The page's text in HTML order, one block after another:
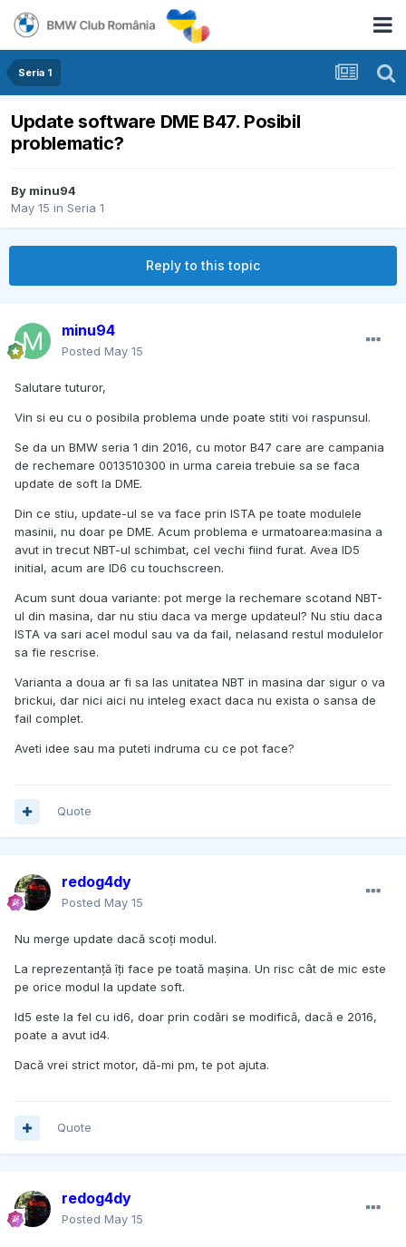
Seria 1
Update software DME B47. Posibil
problematic?
By minu94
May 15 in Seria 1
Reply to this topic
minu94
Posted May 15
Salutare tuturor,
Vin si eu cu o posibila problema unde poate stiti voi raspunsul.
Se da un BMW seria 1 din 2016, cu motor B47 care are campania
de rechemare 0013510300 in urma careia trebuie sa se faca
update de soft la DME.
Din ce stiu, update-ul se va face prin ISTA pe toate modulele
masinii, nu doar pe DME. Acum problema e urmatoarea:masina a
avut in trecut NBT-ul schimbat, cel vechi fiind furat. Avea ID5
initial, acum are ID6 cu touchscreen.
Acum sunt doua variante: pot merge la rechemare scotand NBT-
ul din masina, dar nu stiu daca va merge updateul? Nu stiu daca
ISTA va sari acel modul sau va da fail, nelasand restul modulelor
sa fie rescrise.
Varianta a doua ar fi sa las unitatea NBT in masina dar sigur o va
brickui, dar nici aici nu inteleg exact daca nu exista o sansa de
fail complet.
Aveti idee sau ma puteti indruma cu ce pot face?
Quote
redog4dy
Posted May 15
Nu merge update dacă scoți modul.
La reprezentanță îți face pe toată mașina. Un risc cât de mic este
pe orice modul la update soft.
Id5 este la fel cu id6, doar prin codări se modifică, dacă e 2016,
poate a avut id4.
Dacă vrei strict motor, dă-mi pm, te pot ajuta.
Quote
redog4dy
Posted May 15